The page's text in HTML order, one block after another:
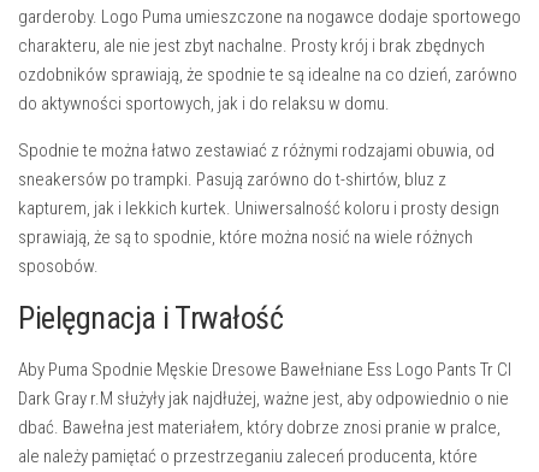
garderoby. Logo Puma umieszczone na nogawce dodaje sportowego
charakteru, ale nie jest zbyt nachalne. Prosty krój i brak zbędnych
ozdobników sprawiają, że spodnie te są idealne na co dzień, zarówno
do aktywności sportowych, jak i do relaksu w domu.
Spodnie te można łatwo zestawiać z różnymi rodzajami obuwia, od
sneakersów po trampki. Pasują zarówno do t-shirtów, bluz z
kapturem, jak i lekkich kurtek. Uniwersalność koloru i prosty design
sprawiają, że są to spodnie, które można nosić na wiele różnych
sposobów.
Pielęgnacja i Trwałość
Aby Puma Spodnie Męskie Dresowe Bawełniane Ess Logo Pants Tr CI
Dark Gray r.M służyły jak najdłużej, ważne jest, aby odpowiednio o nie
dbać. Bawełna jest materiałem, który dobrze znosi pranie w pralce,
ale należy pamiętać o przestrzeganiu zaleceń producenta, które